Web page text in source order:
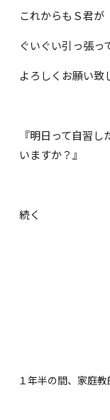
これからもＳ君が
ぐいぐい引っ張っ
よろしくお願い致
『明日って自習
いますか？』
続く
１年半の間、家庭